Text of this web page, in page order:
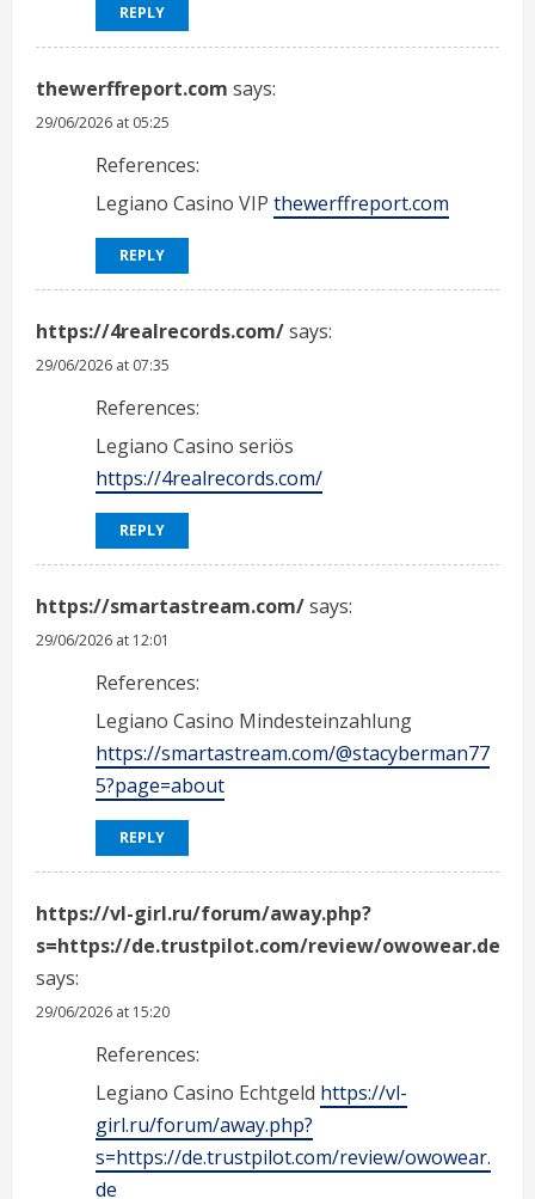
REPLY
thewerffreport.com says:
29/06/2026 at 05:25
References:
Legiano Casino VIP thewerffreport.com
REPLY
https://4realrecords.com/says:
29/06/2026 at 07:35
References:
Legiano Casino seriös
https://4realrecords.com/
REPLY
https://smartastream.com/says:
29/06/2026 at 12:01
References:
Legiano Casino Mindesteinzahlung
https://smartastream.com/@stacyberman77
5?page=about
REPLY
https://vl-girl.ru/forum/away.php?
s=https://de.trustpilot.com/review/owowear.de
says:
29/06/2026 at 15:20
References:
Legiano Casino Echtgeld https://vl-
girl.ru/forum/away.php?
s=https://de.trustpilot.com/review/owowear.
de